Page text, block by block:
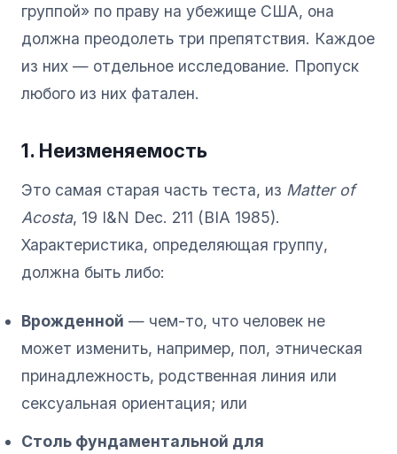
группой» по праву на убежище США, она
должна преодолеть три препятствия. Каждое
из них — отдельное исследование. Пропуск
любого из них фатален.
1. Неизменяемость
Это самая старая часть теста, из Matter of
Acosta, 19 I&N Dec. 211 (BIA 1985).
Характеристика, определяющая группу,
должна быть либо:
Врожденной — чем-то, что человек не
может изменить, например, пол, этническая
принадлежность, родственная линия или
сексуальная ориентация; или
Столь фундаментальной для